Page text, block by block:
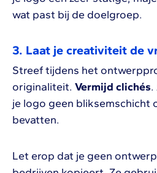
wat past bij de doelgroep.
3. Laat je creativiteit de
Streef tijdens het
originaliteit. Vermijd clichés.
je logo geen bliksemschicht
bevatten.
Let erop dat je geen